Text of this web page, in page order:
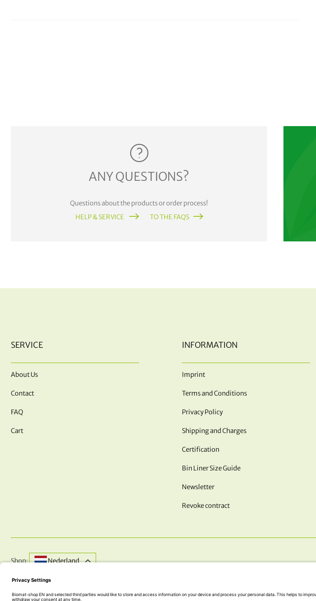
ANY QUESTIONS?
Questions about the products or order process!
HELP & SERVICE
TO THE FAQS
SERVICE
About Us
Contact
FAQ
Cart
INFORMATION
Imprint
Terms and Conditions
Privacy Policy
Shipping and Charges
Certification
Bin Liner Size Guide
Newsletter
Revoke contract
Shop: Nederland
DO YOU HAVE QUESTIONS? WE ARE HERE FOR YOU!